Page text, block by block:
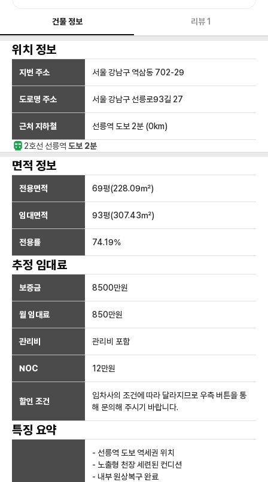
건물 정보 리뷰1
위치 정보
지번 주소 서울 강남구 역삼동 702-29
도로명 주소 서울 강남구 선릉로93길 27
근처 지하철 선릉역 도보 2분 (0km)
2호선 선릉역 도보 2분
면적 정보
전용면적 69평(228.09㎡)
임대면적 93평(307.43㎡)
전용률 74.19%
추정 임대료
보증금 8500만원
월 임대료 850만원
관리비 관리비 포함
NOC 12만원
할인 조건
임차사의 조건에 따라 달라지므로 우측 버튼을 통
해 문의해 주시기 바랍니다.
특징 요약
- 선릉역 도보 역세권 위치
- 노출형 천장 세련된 컨디션
- 내부 원상복구 완료